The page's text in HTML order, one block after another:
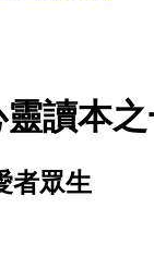
靈讀本
者眾生